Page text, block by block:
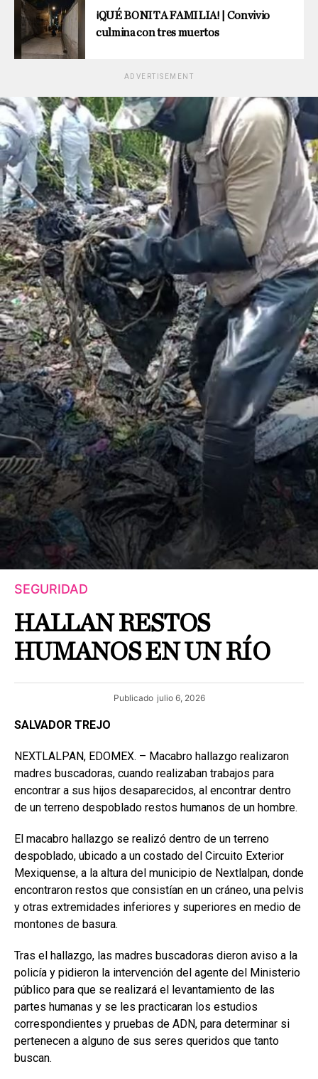
¡QUÉ BONITA FAMILIA! | Convivio
culmina con tres muertos
ADVERTISEMENT
SEGURIDAD
HALLAN RESTOS
HUMANOS EN UN RÍO
Publicado julio 6, 2026
SALVADOR TREJO
NEXTLALPAN, EDOMEX. – Macabro hallazgo realizaron
madres buscadoras, cuando realizaban trabajos para
encontrar a sus hijos desaparecidos, al encontrar dentro
de un terreno despoblado restos humanos de un hombre.
El macabro hallazgo se realizó dentro de un terreno
despoblado, ubicado a un costado del Circuito Exterior
Mexiquense, a la altura del municipio de Nextlalpan, donde
encontraron restos que consistían en un cráneo, una pelvis
y otras extremidades inferiores y superiores en medio de
montones de basura.
Tras el hallazgo, las madres buscadoras dieron aviso a la
policía y pidieron la intervención del agente del Ministerio
público para que se realizará el levantamiento de las
partes humanas y se les practicaran los estudios
correspondientes y pruebas de ADN, para determinar si
pertenecen a alguno de sus seres queridos que tanto
buscan.